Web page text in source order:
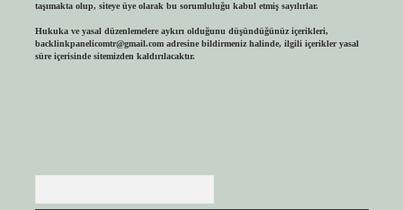
taşımakta olup, siteye üye olarak bu sorumluluğu kabul etmiş sayılırlar.
Hukuka ve yasal düzenlemelere aykırı olduğunu düşündüğünüz içerikleri,
backlinkpanelicomtr@gmail.comadresine bildirmeniz halinde, ilgili içerikler yasal
süre içerisinde sitemizden kaldırılacaktır.